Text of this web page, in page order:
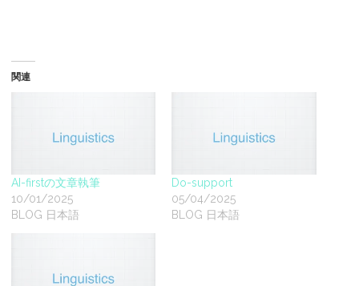
関連
AI-firstの文章執筆
10/01/2025
BLOG 日本語
Do-support
05/04/2025
BLOG 日本語